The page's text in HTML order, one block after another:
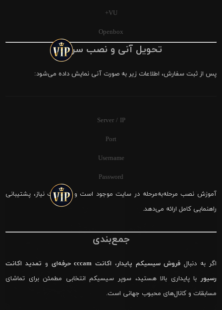
VU+
Openbox
تحویل آنی و نصب سریع
پس از ثبت سفارش، اطلاعات زیر به صورت آنی نمایش داده می‌شود:
Server / IP
Port
Username
Password
آموزش نصب مرحله‌به‌مرحله در سایت موجود است و در صورت نیاز، پشتیبانی
راهنمایی کامل ارائه می‌دهد.
جمع‌بندی
اگر به دنبال فروش سیسیکم پایدار، اکانت cccam حرفه‌ای و تمدید اکانت
رسیور با پایداری بالا هستید، سوپر سیسیکم انتخابی مطمئن برای تماشای
مسابقات و کانال‌های محبوب جهانی است.